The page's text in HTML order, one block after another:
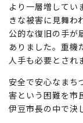
より一層増してい
きな被害に見舞わ
公的な復旧の手が
ありました。重機
人手も必要とされ
安全で安心なまち
害という困難を市
伊豆市長の中で決